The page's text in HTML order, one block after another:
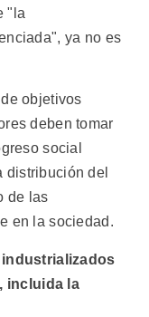
"la
ya no es
objetivos
deben tomar
social
distribución del
de las
en la sociedad.
industrializados
incluida la